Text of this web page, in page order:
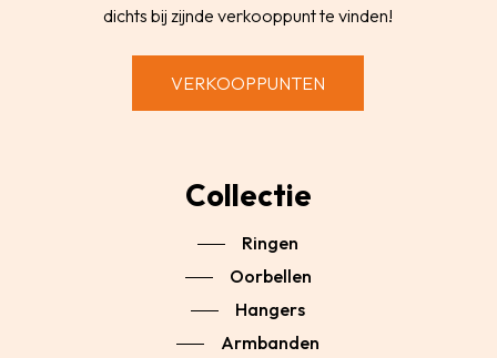
dichts bij zijnde verkooppunt te vinden!
VERKOOPPUNTEN
Collectie
Ringen
Oorbellen
Hangers
Armbanden